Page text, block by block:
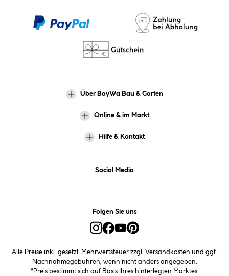
Über BayWa Bau & Garten
Online & im Markt
Hilfe & Kontakt
Social Media
Folgen Sie uns
Alle Preise inkl. gesetzl. Mehrwertsteuer zzgl. Versandkosten und ggf.
Nachnahmegebühren, wenn nicht anders angegeben.
*Preis bestimmt sich auf Basis Ihres hinterlegten Marktes.